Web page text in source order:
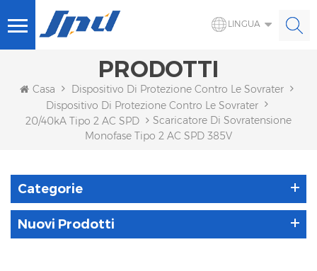
LINGUA
PRODOTTI
Casa
Dispositivo Di Protezione Contro Le Sovratensioni
Dispositivo Di Protezione Contro Le Sovratensioni CA
20/40kA Tipo 2 AC SPD
Scaricatore Di Sovratensione
Monofase Tipo 2 AC SPD 385V
Categorie
Nuovi Prodotti